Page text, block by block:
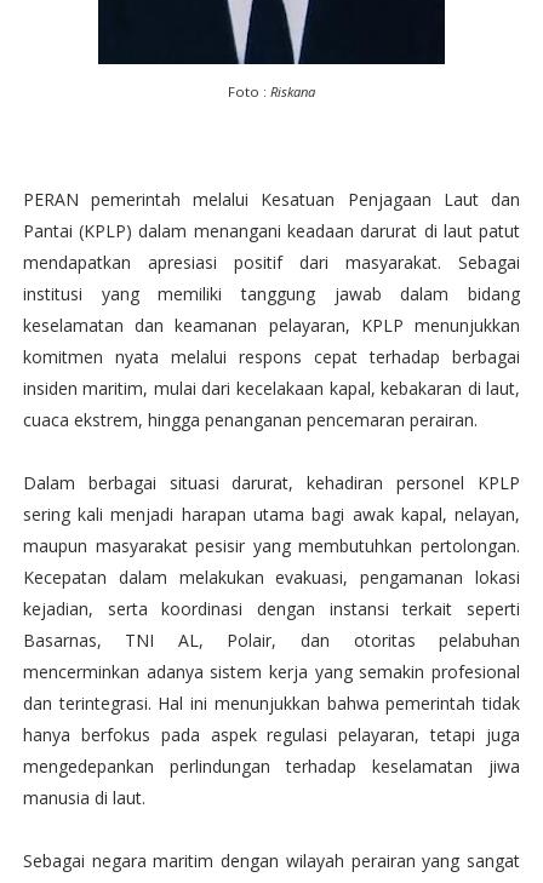
Foto : Riskana
PERAN pemerintah melalui Kesatuan Penjagaan Laut dan
Pantai (KPLP) dalam menangani keadaan darurat di laut patut
mendapatkan apresiasi positif dari masyarakat. Sebagai
institusi yang memiliki tanggung jawab dalam bidang
keselamatan dan keamanan pelayaran, KPLP menunjukkan
komitmen nyata melalui respons cepat terhadap berbagai
insiden maritim, mulai dari kecelakaan kapal, kebakaran di laut,
cuaca ekstrem, hingga penanganan pencemaran perairan.
Dalam berbagai situasi darurat, kehadiran personel KPLP
sering kali menjadi harapan utama bagi awak kapal, nelayan,
maupun masyarakat pesisir yang membutuhkan pertolongan.
Kecepatan dalam melakukan evakuasi, pengamanan lokasi
kejadian, serta koordinasi dengan instansi terkait seperti
Basarnas, TNI AL, Polair, dan otoritas pelabuhan
mencerminkan adanya sistem kerja yang semakin profesional
dan terintegrasi. Hal ini menunjukkan bahwa pemerintah tidak
hanya berfokus pada aspek regulasi pelayaran, tetapi juga
mengedepankan perlindungan terhadap keselamatan jiwa
manusia di laut.
Sebagai negara maritim dengan wilayah perairan yang sangat